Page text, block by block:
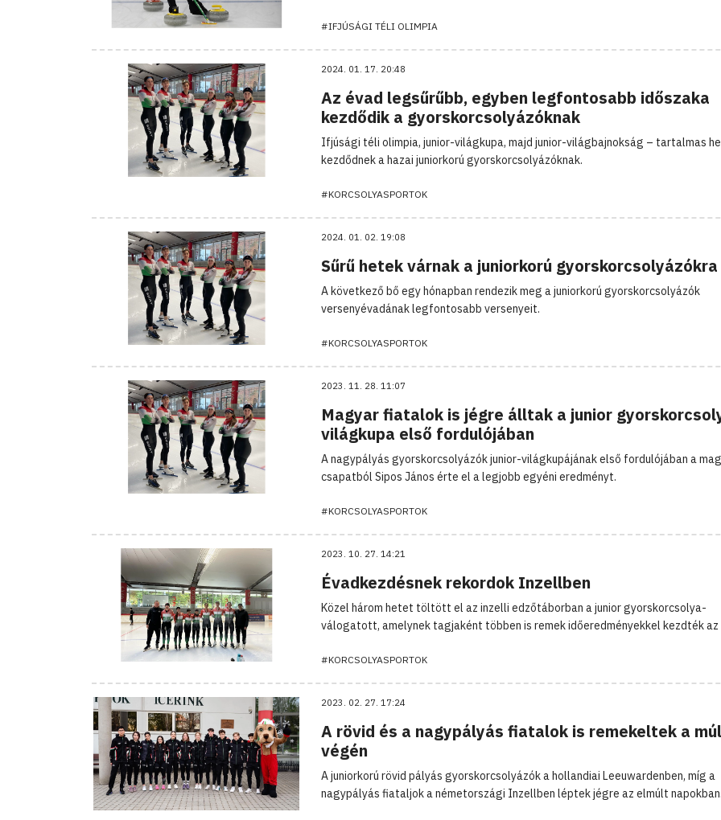
#IFJÚSÁGI TÉLI OLIMPIA
2024. 01. 17. 20:48
Az évad legsűrűbb, egyben legfontosabb időszaka
kezdődik a gyorskorcsolyázóknak
Ifjúsági téli olimpia, junior-világkupa, majd junior-világbajnokság – tartalmas
kezdődnek a hazai juniorkorú gyorskorcsolyázóknak.
#KORCSOLYASPORTOK
2024. 01. 02. 19:08
Sűrű hetek várnak a juniorkorú gyorskorcsolyázókra
A következő bő egy hónapban rendezik meg a juniorkorú gyorskorcsolyázók
versenyévadának legfontosabb versenyeit.
#KORCSOLYASPORTOK
2023. 11. 28. 11:07
Magyar fiatalok is jégre álltak a junior
világkupa első fordulójában
A nagypályás gyorskorcsolyázók junior-világkupájának első fordulójában a
csapatból Sipos János érte el a legjobb egyéni eredményt.
#KORCSOLYASPORTOK
2023. 10. 27. 14:21
Évadkezdésnek rekordok Inzellben
Közel három hetet töltött el az inzelli edzőtáborban a junior gyorskorcsolya-
válogatott, amelynek tagjaként többen is remek időeredményekkel kezdték az
#KORCSOLYASPORTOK
2023. 02. 27. 17:24
A rövid és a nagypályás fiatalok is remekeltek a
végén
A juniorkorú rövid pályás gyorskorcsolyázók a hollandiai Leeuwardenben, míg a
nagypályás fiataljok a németországi Inzellben léptek jégre az elmúlt napokban.